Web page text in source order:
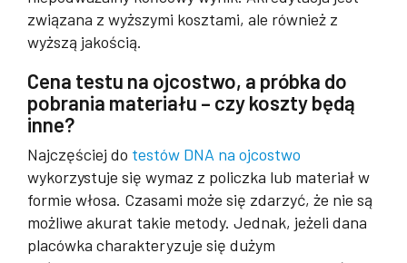
związana z wyższymi kosztami, ale również z
wyższą jakością.
Cena testu na ojcostwo, a próbka do
pobrania materiału – czy koszty będą
inne?
Najczęściej do testów DNA na ojcostwo
wykorzystuje się wymaz z policzka lub materiał w
formie włosa. Czasami może się zdarzyć, że nie są
możliwe akurat takie metody. Jednak, jeżeli dana
placówka charakteryzuje się dużym